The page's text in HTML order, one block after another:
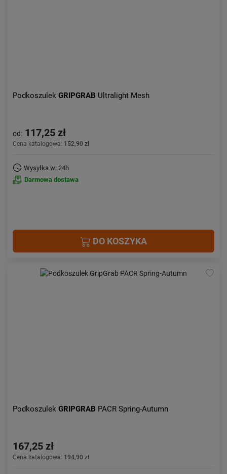
Podkoszulek GRIPGRAB Ultralight Mesh
od: 117,25 zł
Cena katalogowa: 152,90 zł
Wysyłka w: 24h
Darmowa dostawa
DO KOSZYKA
Podkoszulek GRIPGRAB PACR Spring-Autumn
167,25 zł
Cena katalogowa: 194,90 zł